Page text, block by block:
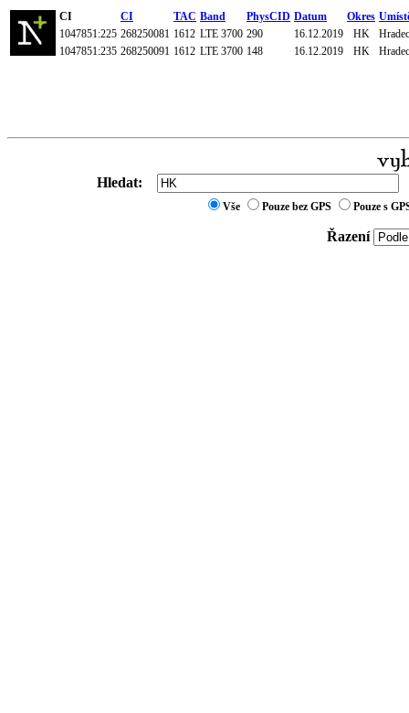
CI CI TAC Band PhysCID Datum Okres
1047851:225 268250081 1612 LTE 3700 290 16.12.2019 HK
1047851:235 268250091 1612 LTE 3700 148 16.12.2019 HK
Hledat:
Vše Pouze bez GPS Pouze s
Řazení